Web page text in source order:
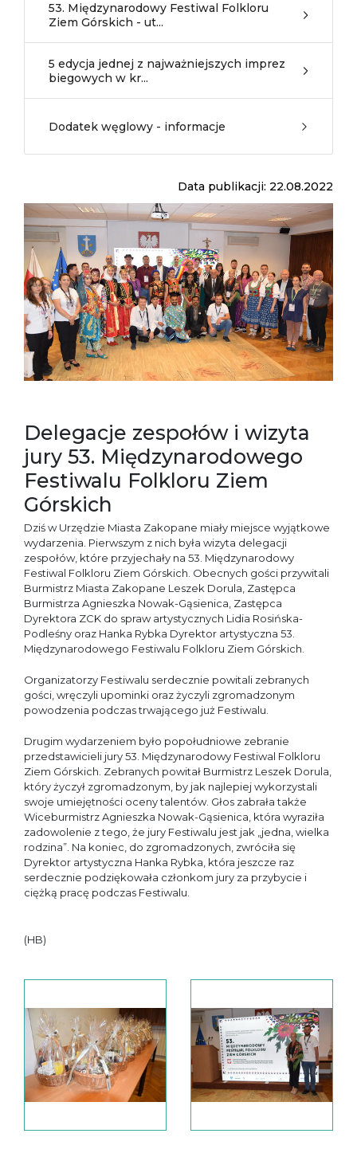
53. Międzynarodowy Festiwal Folkloru
Ziem Górskich - ut...
5 edycja jednej z najważniejszych imprez
biegowych w kr...
Dodatek węglowy - informacje
Data publikacji: 22.08.2022
Delegacje zespołów i wizyta
jury 53. Międzynarodowego
Festiwalu Folkloru Ziem
Górskich
Dziś w Urzędzie Miasta Zakopane miały miejsce wyjątkowe
wydarzenia. Pierwszym z nich była wizyta delegacji
zespołów, które przyjechały na 53. Międzynarodowy
Festiwal Folkloru Ziem Górskich. Obecnych gości przywitali
Burmistrz Miasta Zakopane Leszek Dorula, Zastępca
Burmistrza Agnieszka Nowak-Gąsienica, Zastępca
Dyrektora ZCK do spraw artystycznych Lidia Rosińska-
Podleśny oraz Hanka Rybka Dyrektor artystyczna 53.
Międzynarodowego Festiwalu Folkloru Ziem Górskich.
Organizatorzy Festiwalu serdecznie powitali zebranych
gości, wręczyli upominki oraz życzyli zgromadzonym
powodzenia podczas trwającego już Festiwalu.
Drugim wydarzeniem było popołudniowe zebranie
przedstawicieli jury 53. Międzynarodowy Festiwal Folkloru
Ziem Górskich. Zebranych powitał Burmistrz Leszek Dorula,
który życzył zgromadzonym, by jak najlepiej wykorzystali
swoje umiejętności oceny talentów. Głos zabrała także
Wiceburmistrz Agnieszka Nowak-Gąsienica, która wyraziła
zadowolenie z tego, że jury Festiwalu jest jak „jedna, wielka
rodzina”. Na koniec, do zgromadzonych, zwróciła się
Dyrektor artystyczna Hanka Rybka, która jeszcze raz
serdecznie podziękowała członkom jury za przybycie i
ciężką pracę podczas Festiwalu.
(HB)